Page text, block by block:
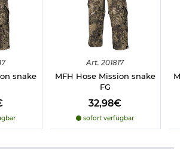
snake
Art. 201817
MFH Hose Mission snake
FG
32,98€
sofort verfügbar